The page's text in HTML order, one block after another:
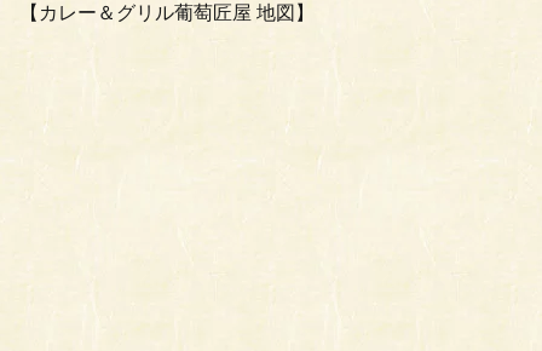
【カレー＆グリル葡萄匠屋 地図】